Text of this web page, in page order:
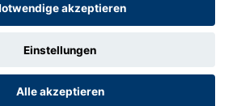
akzeptieren
Einstellungen
Alle akzeptieren